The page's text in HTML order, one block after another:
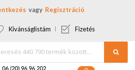
Regisztráció
Kívánságlistám Fizetés